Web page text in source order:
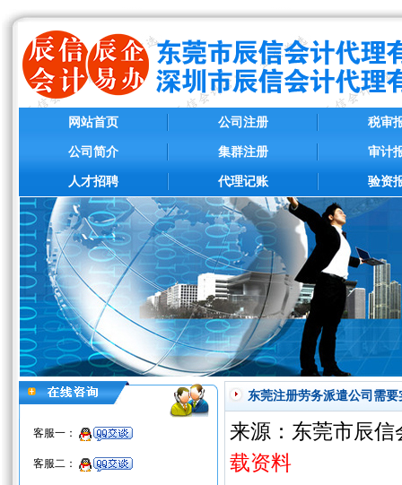
网站首页
公司简介
人才招聘
公司注册
集群注册
代理记账
税审
审计
验资
客服一：
客服二：
东莞注册劳务派遣公司需要
来源：东莞市辰
载资料